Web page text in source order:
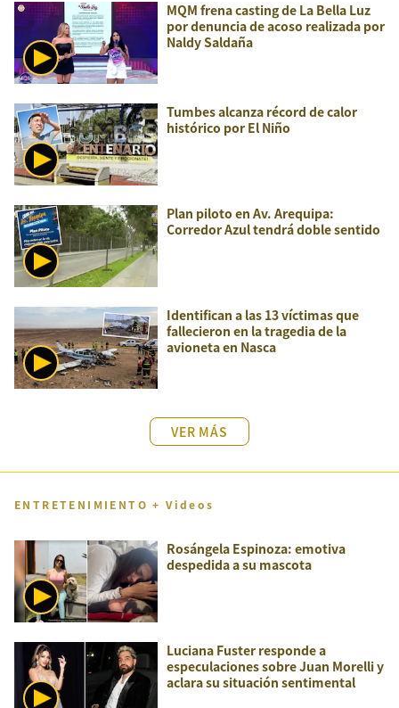
MQM frena casting de La Bella Luz
por denuncia de acoso realizada por
Naldy Saldaña
Tumbes alcanza récord de calor
histórico por El Niño
Plan piloto en Av. Arequipa:
Corredor Azul tendrá doble sentido
Identifican a las 13 víctimas que
fallecieron en la tragedia de la
avioneta en Nasca
VER MÁS
ENTRETENIMIENTO + Videos
Rosángela Espinoza: emotiva
despedida a su mascota
Luciana Fuster responde a
especulaciones sobre Juan Morelli y
aclara su situación sentimental